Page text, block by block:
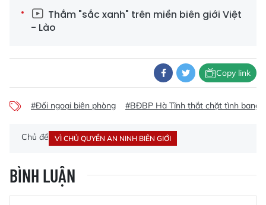
Thắm "sắc xanh" trên miền biên giới Việt
- Lào
Copy link
#Đối ngoại biên phòng #BĐBP Hà Tĩnh thắt chặt tình bang
Chủ đề VÌ CHỦ QUYỀN AN NINH BIÊN GIỚI
BÌNH LUẬN